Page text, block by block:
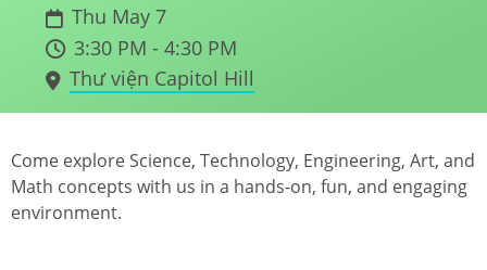
Thu May 7
3:30 PM - 4:30 PM
Thư viện Capitol Hill
Come explore Science, Technology, Engineering, Art, and
Math concepts with us in a hands-on, fun, and engaging
environment.